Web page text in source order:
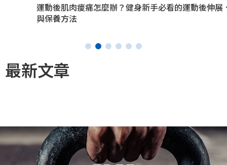
運動後肌肉痠痛怎麼辦？健身新手必看的運動後伸展、按摩
與保養方法
最新文章